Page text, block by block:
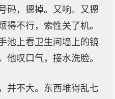
码，摁掉。又响。又摁
得不行，索性关了机。
池上看卫生间墙上的镜
他叹口气，接水洗脸。
并不大。东西堆得乱七